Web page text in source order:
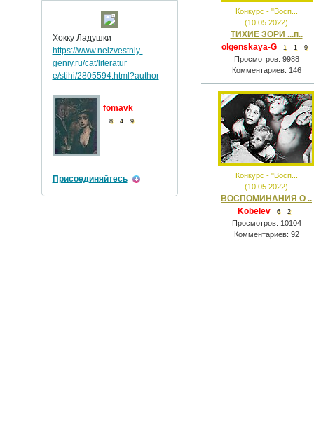
Конкурс - "Восп...
(10.05.2022)
ТИХИЕ ЗОРИ ...п..
olgenskaya-G
1 1 9
Просмотров: 9988
Комментариев: 146
Конкурс - "Восп...
(10.05.2022)
ВОСПОМИНАНИЯ О ..
Kobelev
6 2
Просмотров: 10104
Комментариев: 92
Хокку Ладушки
https://www.neizvestniy-
geniy.ru/cat/literatur
e/stihi/2805594.html?author
fomavk
8 4 9
Присоединяйтесь